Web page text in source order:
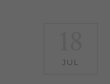
JUL